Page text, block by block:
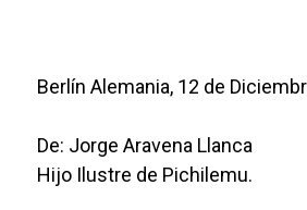
Berlín Alemania, 12 de
De: Jorge Aravena Llanca
Hijo Ilustre de Pichilemu.